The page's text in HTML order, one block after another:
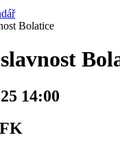
Bolatice
14:00